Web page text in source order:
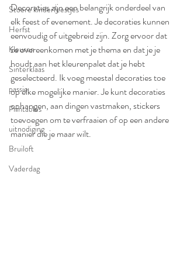
Stoere kinderfeestjes
Herfst
Kleuren
Sinterklaas
passie
Printables
uitnodiging
Bruiloft
Vaderdag
Decoraties zijn een belangrijk onderdeel van
elk feest of evenement. Je decoraties kunnen
eenvoudig of uitgebreid zijn. Zorg ervoor dat
ze overeenkomen met je thema en dat je je
houdt aan het kleurenpalet dat je hebt
geselecteerd. Ik voeg meestal decoraties toe
op elke mogelijke manier. Je kunt decoraties
ophangen, aan dingen vastmaken, stickers
toevoegen om te verfraaien of op een andere
manier die je maar wilt.